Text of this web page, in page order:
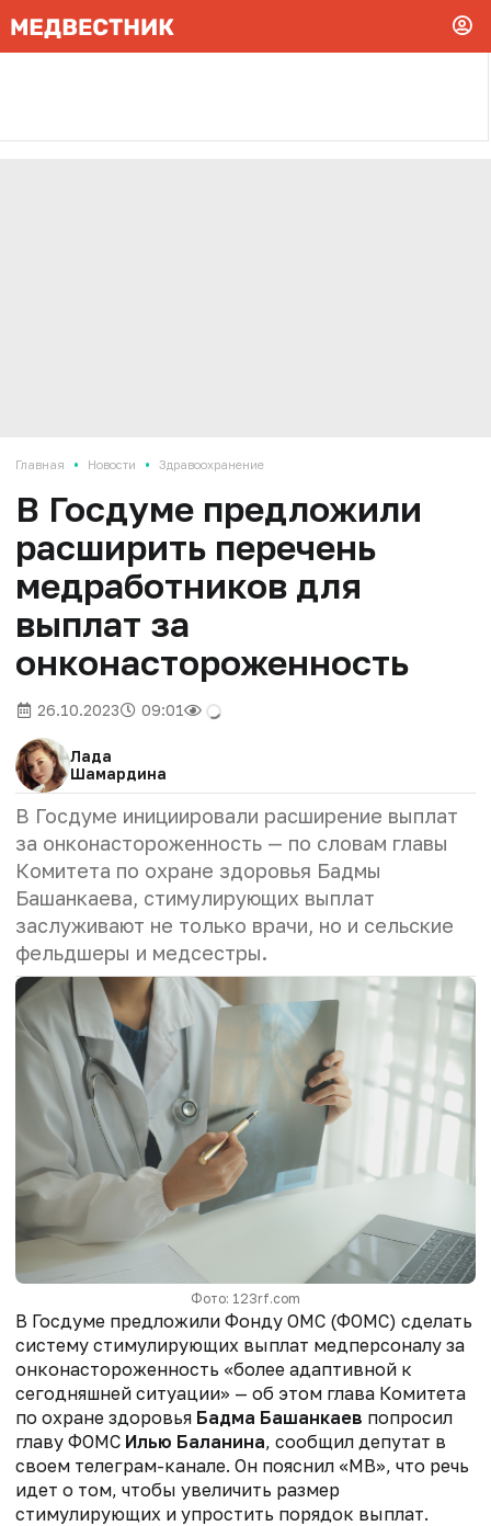
Главная • Новости • Здравоохранение
В Госдуме предложили
расширить перечень
медработников для
выплат за
онконастороженность
26.10.2023 09:01
Лада
Шамардина
В Госдуме инициировали расширение выплат
за онконастороженность — по словам главы
Комитета по охране здоровья Бадмы
Башанкаева, стимулирующих выплат
заслуживают не только врачи, но и сельские
фельдшеры и медсестры.
Фото: 123rf.com
В Госдуме предложили Фонду ОМС (ФОМС) сделать
систему стимулирующих выплат медперсоналу за
онконастороженность «более адаптивной к
сегодняшней ситуации» — об этом глава Комитета
по охране здоровья Бадма Башанкаев попросил
главу ФОМС Илью Баланина, сообщил депутат в
своем телеграм-канале. Он пояснил «МВ», что речь
идет о том, чтобы увеличить размер
стимулирующих и упростить порядок выплат.